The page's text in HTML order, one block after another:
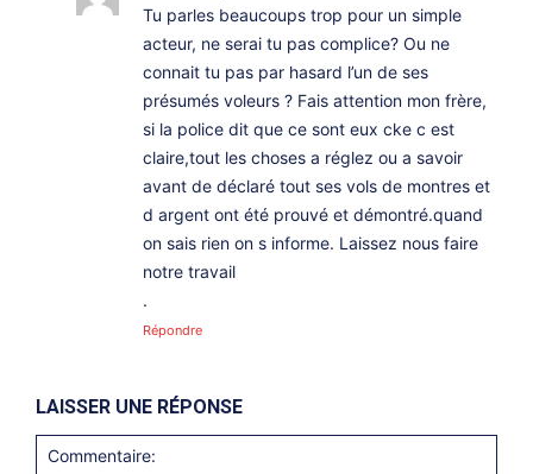
Tu parles beaucoups trop pour un simple
acteur, ne serai tu pas complice? Ou ne
connait tu pas par hasard l’un de ses
présumés voleurs ? Fais attention mon frère,
si la police dit que ce sont eux cke c est
claire,tout les choses a réglez ou a savoir
avant de déclaré tout ses vols de montres et
d argent ont été prouvé et démontré.quand
on sais rien on s informe. Laissez nous faire
notre travail
.
Répondre
LAISSER UNE RÉPONSE